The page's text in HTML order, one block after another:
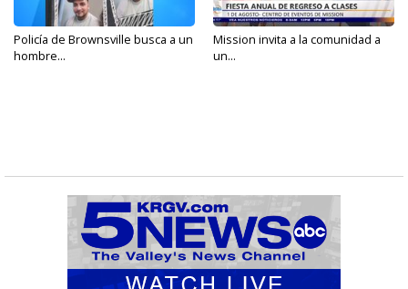
Policía de Brownsville busca a un
hombre...
Mission invita a la comunidad a
un...